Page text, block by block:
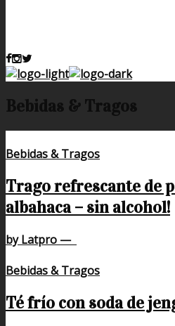
Bebidas & Tragos
Bebidas & Tragos
Trago refrescante de
albahaca – sin alcohol!
by Latpro —
Bebidas & Tragos
Té frío con soda de